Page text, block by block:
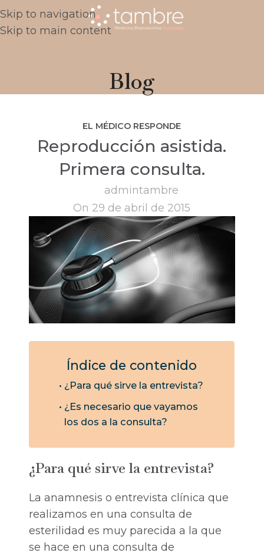
Skip to navigation
Skip to main content
Blog
EL MÉDICO RESPONDE
Reproducción asistida.
Primera consulta.
admintambre
On 29 de abril de 2015
Índice de contenido
¿Para qué sirve la entrevista?
¿Es necesario que vayamos
los dos a la consulta?
¿Para qué sirve la entrevista?
La anamnesis o entrevista clínica que
realizamos en una consulta de
esterilidad es muy parecida a la que
se hace en una consulta de